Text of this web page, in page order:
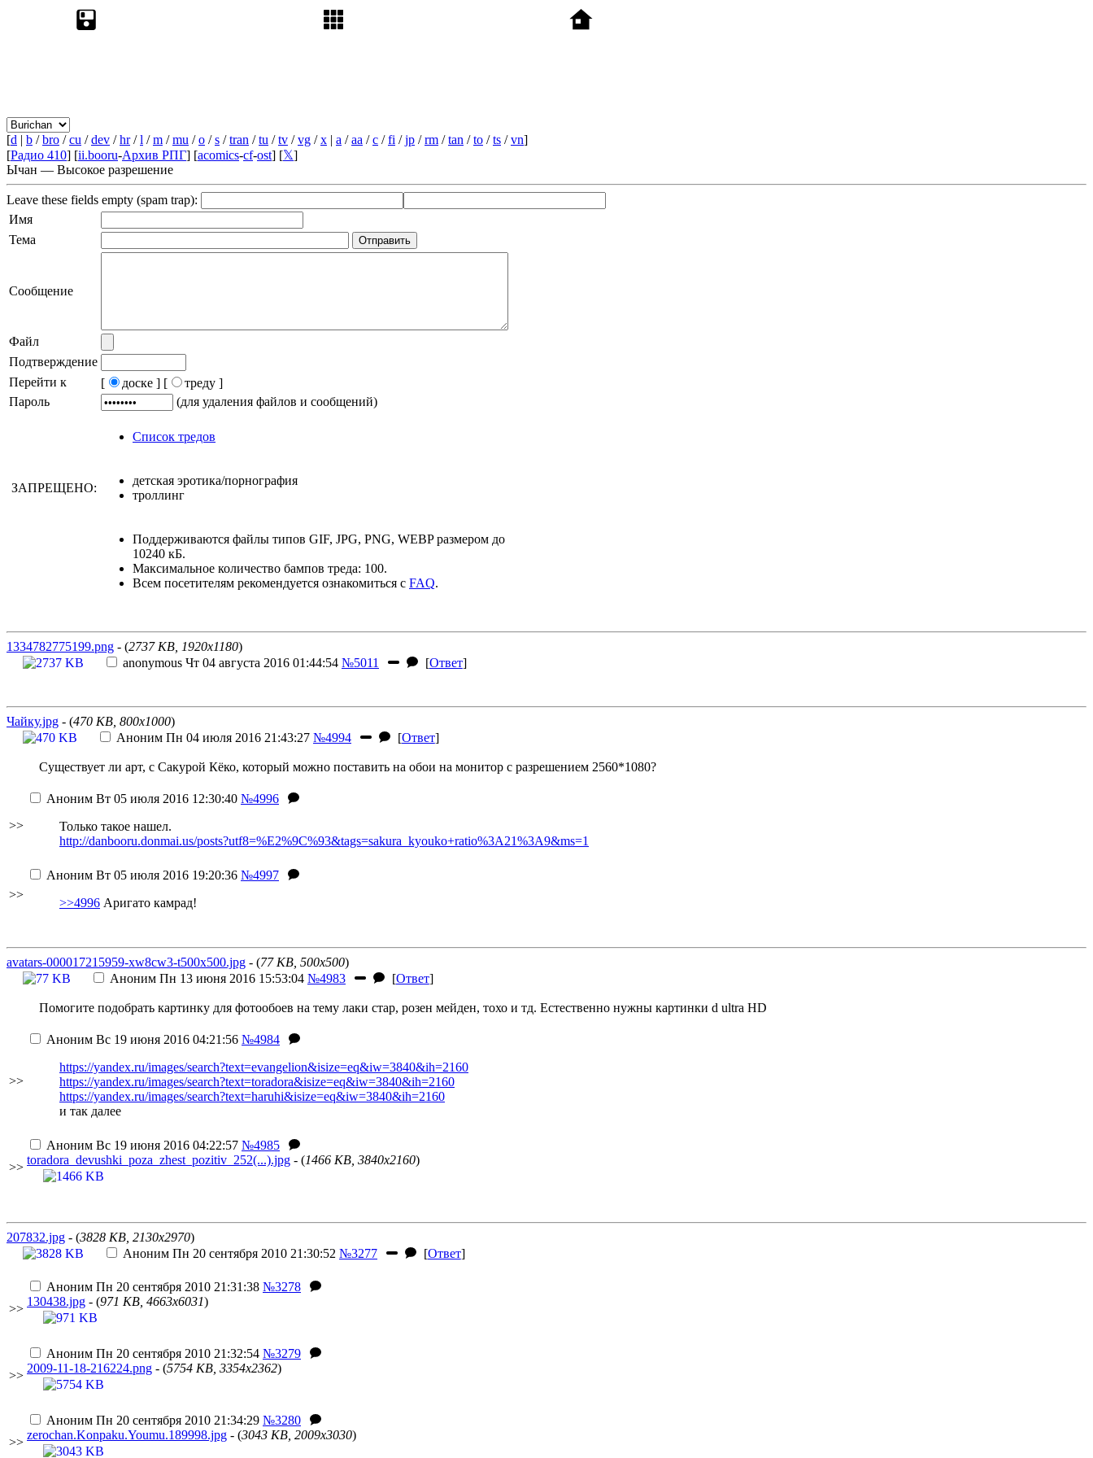
[d | b /bro /cu /dev /hr/l /m /mu /o /s /tran /tu /tv /vg /x | a /aa /c /fi /jp /rm /tan /to /ts /vn]
[Радио 410] [ii.booru-Архив РПГ] [acomics-cf-ost] [𝕏]
Ычан — Высокое разрешение
Leave these fields empty (spam trap):
Имя
Тема
Сообщение
Файл
Подтверждение
Перейти к
[ доске ] [
треду ]
Пароль
(для удаления файлов и сообщений)
Список тредов
ЗАПРЕЩЕНО:
детская эротика/порнография
троллинг
Поддерживаются файлы типов GIF, JPG, PNG, WEBP размером до
10240 кБ.
Максимальное количество бампов треда: 100.
Всем посетителям рекомендуется ознакомиться с FAQ.
1334782775199.png - (2737 KB, 1920x1180)
anonymous Чт 04 августа 2016 01:44:54 №5011 [Ответ]
Чайку.jpg - (470 KB, 800x1000)
Аноним Пн 04 июля 2016 21:43:27 №4994 [Ответ]
Существует ли арт, с Сакурой Кёко, который можно поставить на обои на монитор с разрешением 2560*1080?
>>
Аноним Вт 05 июля 2016 12:30:40 №4996
Только такое нашел.
http://danbooru.donmai.us/posts?utf8=%E2%9C%93&tags=sakura_kyouko+ratio%3A21%3A9&ms=1
>>
Аноним Вт 05 июля 2016 19:20:36 №4997
>>4996 Аригато камрад!
avatars-000017215959-xw8cw3-t500x500.jpg - (77 KB, 500x500)
Аноним Пн 13 июня 2016 15:53:04 №4983 [Ответ]
Помогите подобрать картинку для фотообоев на тему лаки стар, розен мейден, тохо и тд. Естественно нужны картинки d ultra HD
>>
Аноним Вс 19 июня 2016 04:21:56 №4984
https://yandex.ru/images/search?text=evangelion&isize=eq&iw=3840&ih=2160
https://yandex.ru/images/search?text=toradora&isize=eq&iw=3840&ih=2160
https://yandex.ru/images/search?text=haruhi&isize=eq&iw=3840&ih=2160
и так далее
>>
Аноним Вс 19 июня 2016 04:22:57 №4985
toradora_devushki_poza_zhest_pozitiv_252(...).jpg - (1466 KB, 3840x2160)
207832.jpg - (3828 KB, 2130x2970)
Аноним Пн 20 сентября 2010 21:30:52 №3277 [Ответ]
>>
Аноним Пн 20 сентября 2010 21:31:38 №3278
130438.jpg - (971 KB, 4663x6031)
>>
Аноним Пн 20 сентября 2010 21:32:54 №3279
2009-11-18-216224.png - (5754 KB, 3354x2362)
>>
Аноним Пн 20 сентября 2010 21:34:29 №3280
zerochan.Konpaku.Youmu.189998.jpg - (3043 KB, 2009x3030)